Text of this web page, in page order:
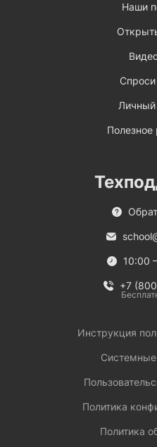
Наши
Спроси
Личный
Полезное
10:00
+7
Инструкция
Системные
Политика
Политика